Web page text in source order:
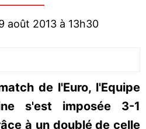
août 2013 à 13h30
de l'Euro, l'Equipe
s'est imposée 3-1
à un doublé de celle